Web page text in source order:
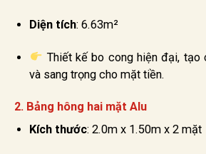
Diện tích: 6.63m²
Thiết kế bo cong hiện đại,
và sang trọng cho mặt tiền.
2. Bảng hông hai mặt Alu
Kích thước: 2.0m x 1.50m x 2 mặt